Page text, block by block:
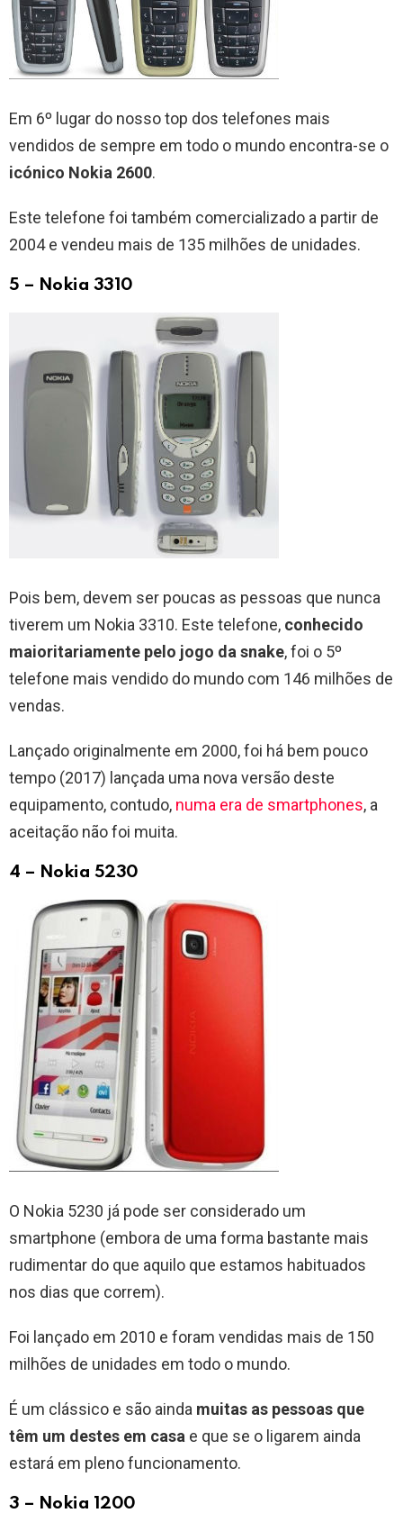
Em 6º lugar do nosso top dos telefones mais
vendidos de sempre em todo o mundo encontra-se o
icónico Nokia 2600.
Este telefone foi também comercializado a partir de
2004 e vendeu mais de 135 milhões de unidades.
5 – Nokia 3310
Pois bem, devem ser poucas as pessoas que nunca
tiverem um Nokia 3310. Este telefone, conhecido
maioritariamente pelo jogo da snake, foi o 5º
telefone mais vendido do mundo com 146 milhões de
vendas.
Lançado originalmente em 2000, foi há bem pouco
tempo (2017) lançada uma nova versão deste
equipamento, contudo, numa era de smartphones, a
aceitação não foi muita.
4 – Nokia 5230
O Nokia 5230 já pode ser considerado um
smartphone (embora de uma forma bastante mais
rudimentar do que aquilo que estamos habituados
nos dias que correm).
Foi lançado em 2010 e foram vendidas mais de 150
milhões de unidades em todo o mundo.
É um clássico e são ainda muitas as pessoas que
têm um destes em casa e que se o ligarem ainda
estará em pleno funcionamento.
3 – Nokia 1200